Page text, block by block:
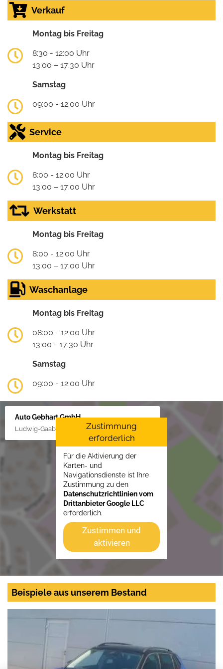
Verkauf
Montag bis Freitag
8:30 - 12:00 Uhr
13:00 – 17:30 Uhr
Samstag
09:00 - 12:00 Uhr
Service
Montag bis Freitag
8:00 - 12:00 Uhr
13:00 – 17:00 Uhr
Werkstatt
Montag bis Freitag
8:00 - 12:00 Uhr
13:00 – 17:00 Uhr
Waschanlage
Montag bis Freitag
08:00 - 12:00 Uhr
13:00 - 17:30 Uhr
Samstag
09:00 - 12:00 Uhr
Auto Gebhart GmbH
Ludwig-Gaab-Str. 4, 88427 Bad Schussenried
Zustimmung
erforderlich
Für die Aktivierung der
Karten- und
Navigationsdienste ist Ihre
Zustimmung zu den
Datenschutzrichtlinien vom
Drittanbieter Google LLC
erforderlich.
Zustimmen und
aktivieren
Beispiele aus unserem Bestand